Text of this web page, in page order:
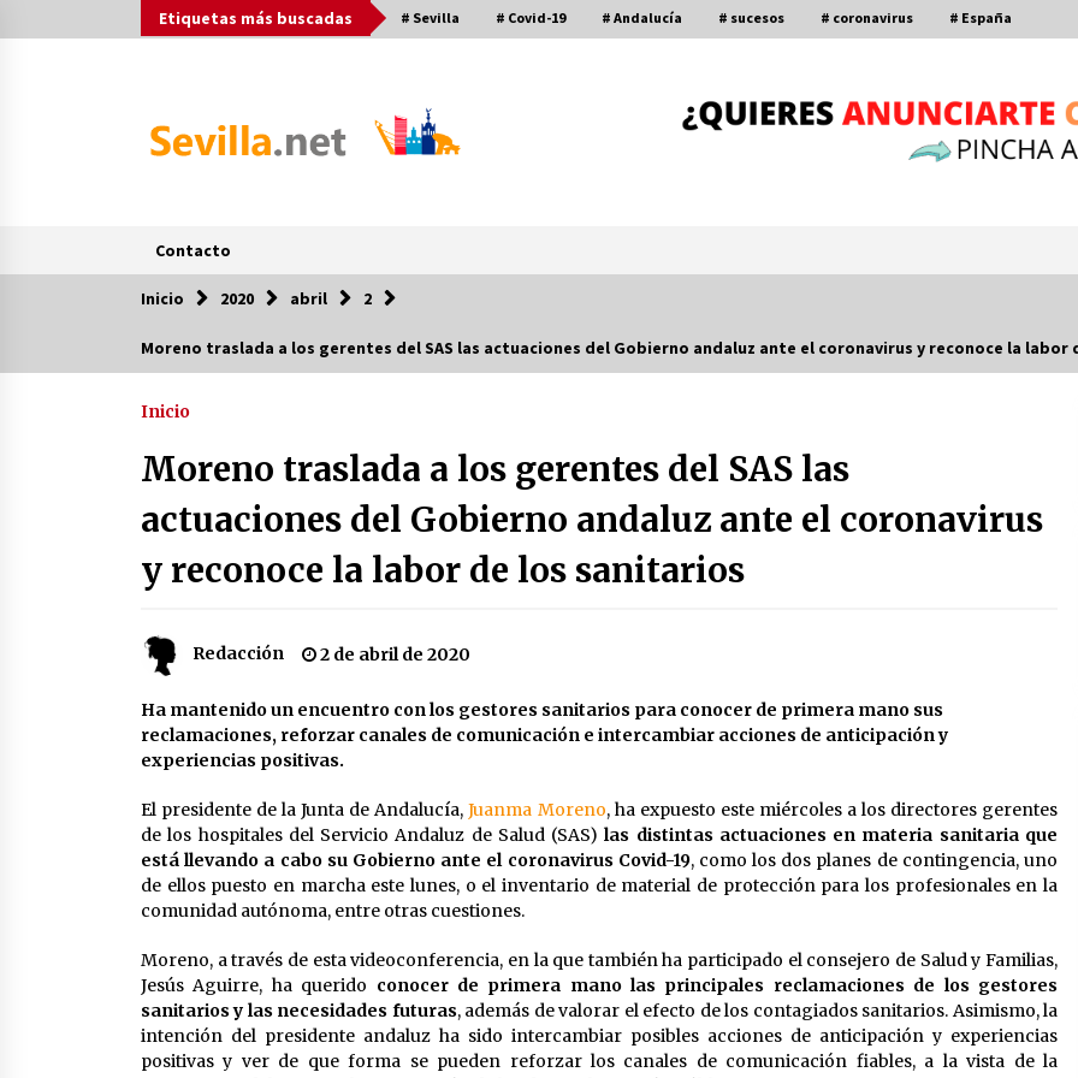
al
Etiquetas más buscadas # Sevilla # Covid-19 # Andalucía # sucesos # coronavirus # España
Contacto
Post más buscados
11 de diciembre de 2023 10 de noviembre de 2022
| Más de 5.500 efectivos se
encargarán de la seguridad del
partido
17 de mayo de 2022
vuelven al terreno de juego en un
derbi a beneficio de Down Sevilla
13 de mayo de 2022
batas de cola en la Feria de Abril
Todos los cortes de tráfico por la
Feria de Sevilla 2022: del jueves 28
de abril al 8 de mayo
El cultivo casero de marihuana deja
sin luz dos meses a 256 familias en
Inicio 2020 abril 2
Moreno traslada a los gerentes del SAS las actuaciones del Gobierno andaluz ante el coronavirus y reconoce la labor
Inicio
Moreno traslada a los gerentes del SAS las
actuaciones del Gobierno andaluz ante el coronavirus
y reconoce la labor de los sanitarios
Redacción 2 de abril de 2020
Ha mantenido un encuentro con los gestores sanitarios para conocer de primera mano sus
reclamaciones, reforzar canales de comunicación e intercambiar acciones de anticipación y
experiencias positivas.
El presidente de la Junta de Andalucía,Juanma Moreno, ha expuesto este miércoles a los directores gerentes
de los hospitales del Servicio Andaluz de Salud (SAS)las distintas actuaciones en materia sanitaria que
está llevando a cabo su Gobierno ante el coronavirus Covid-19, como los dos planes de contingencia, uno
de ellos puesto en marcha este lunes, o el inventario de material de protección para los profesionales en la
comunidad autónoma, entre otras cuestiones.
Moreno, a través de esta videoconferencia, en la que también ha participado el consejero de Salud y Familias,
Jesús Aguirre, ha querido conocer de primera mano las principales reclamaciones de los gestores
sanitarios y las necesidades futuras, además de valorar el efecto de los contagiados sanitarios. Asimismo, la
intención del presidente andaluz ha sido intercambiar posibles acciones de anticipación y experiencias
positivas y ver de que forma se pueden reforzar los canales de comunicación fiables, a la vista de la